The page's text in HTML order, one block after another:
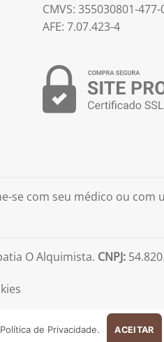
CMVS: 355030801-
AFE: 7.07.423-4
se com seu médico ou com
O Alquimista. CNPJ:
Política de Privacidade. ACEITAR